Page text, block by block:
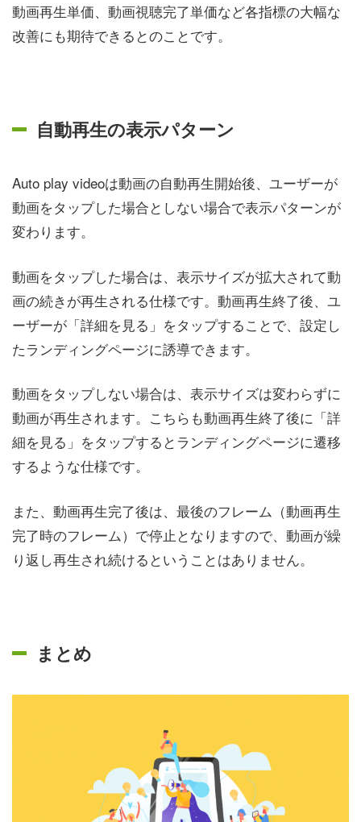
動画再生単価、動画視聴完了単価など各指標の大幅な
改善にも期待できるとのことです。
自動再生の表示パターン
Auto play videoは動画の自動再生開始後、ユーザーが
動画をタップした場合としない場合で表示パターンが
変わります。
動画をタップした場合は、表示サイズが拡大されて動
画の続きが再生される仕様です。動画再生終了後、ユ
ーザーが「詳細を見る」をタップすることで、設定し
たランディングページに誘導できます。
動画をタップしない場合は、表示サイズは変わらずに
動画が再生されます。こちらも動画再生終了後に「詳
細を見る」をタップするとランディングページに遷移
するような仕様です。
また、動画再生完了後は、最後のフレーム（動画再生
完了時のフレーム）で停止となりますので、動画が繰
り返し再生され続けるということはありません。
まとめ